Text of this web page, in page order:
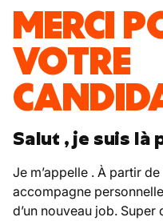
MERCI
VOTRE
Salut , je suis là
Je m’appelle . À partir
accompagne
d’un nouveau job.